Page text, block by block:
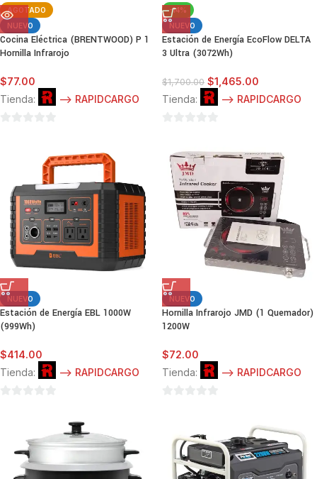
AGOTADO
NUEVO
Cocina Eléctrica (BRENTWOOD) P 1
Hornilla Infrarojo
$77.00
Tienda:
--> RAPIDCARGO
-14%
NUEVO
Estación de Energía EcoFlow DELTA
3 Ultra (3072Wh)
$1,700.00 $1,465.00
Tienda:
--> RAPIDCARGO
NUEVO
Estación de Energía EBL 1000W
(999Wh)
$414.00
Tienda:
--> RAPIDCARGO
NUEVO
Hornilla Infrarojo JMD (1 Quemador)
1200W
$72.00
Tienda:
--> RAPIDCARGO